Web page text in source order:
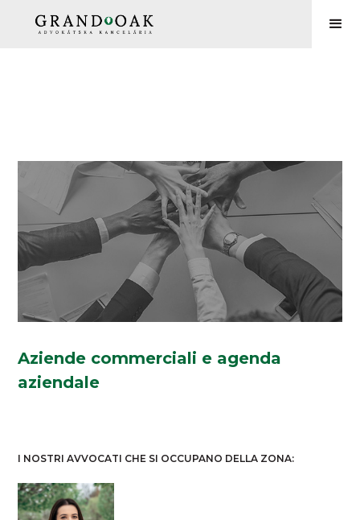
Aziende commerciali e agenda
aziendale
I NOSTRI AVVOCATI CHE SI OCCUPANO DELLA ZONA: